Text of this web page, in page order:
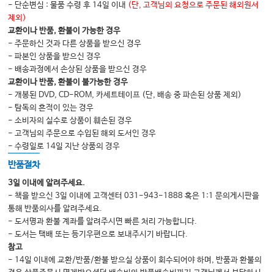
3 응급상황 발생 시 대처방안 및 업무분장
4 응급키트 기본 구성 목록
5 학교 응급환자 기록지 양식 및 보호자 안내문
6 학생 건강조사 및 응급이송 동의서
7 응급주사제(경구약 포함) 보관 및 응급처치 동의서
Index
- 단순변심 : 물품 수령 후 14일 이내 (단, 고객님의 요청으로 주문된 해외원서
제외)
교환이나 반품, 환불이 가능한 경우
- 주문하신 것과 다른 상품을 받으신 경우
- 파본인 상품을 받으신 경우
- 배송과정에서 손상된 상품을 받으신 경우
교환이나 반품, 환불이 불가능한 경우
- 개봉된 DVD, CD-ROM, 카세트테이프 (단, 배송 중 파손된 상품 제외)
- 탐독의 흔적이 있는 경우
- 소비자의 실수로 상품이 훼손된 경우
- 고객님의 주문으로 수입된 해외 도서인 경우
- 수령일로 14일 지난 상품의 경우
반품절차
3일 이내에 알려주세요.
- 책을 받으신 3일 이내에 고객센터 031-943-1888 혹은 1:1 문의게시판을
통해 반품의사를 알려주세요.
- 도서명과 환불 계좌를 알려주시면 빠른 처리 가능합니다.
- 도서는 택배 또는 등기우편으로 보내주시기 바랍니다.
참고
- 14일 이내에 교환/반품/환불 받으실 상품이 회수되어야 하며, 반품과 환불의